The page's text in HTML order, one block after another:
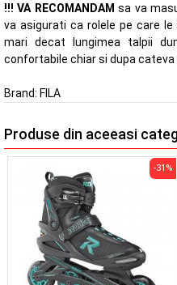
!!! VA RECOMANDAM sa va
va asigurati ca rolele pe care
mari decat lungimea talpii
confortabile chiar si dupa cateva
Brand: FILA
Produse din aceeasi
-31%